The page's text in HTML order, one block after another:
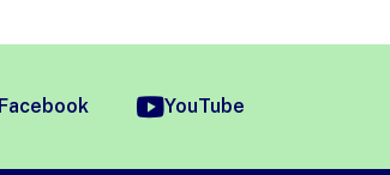
Facebook YouTube